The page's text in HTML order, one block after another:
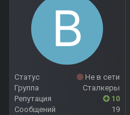
Статус
Не в сети
Группа
Сталкеры
Репутация
10
Сообщений
19